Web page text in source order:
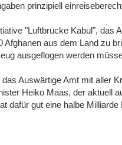
prinzipiell
"Luftbrücke Kabul", das
Afghanen aus dem Land zu
ausgeflogen werden
Auswärtige Amt mit aller
Heiko Maas, der aktuell
dafür gut eine halbe Milliarde